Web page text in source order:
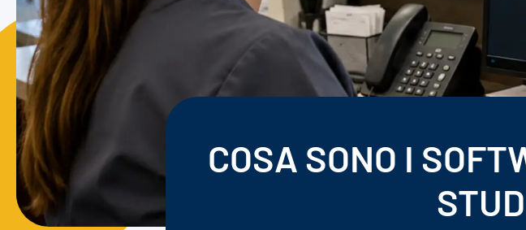
COSA SONO I